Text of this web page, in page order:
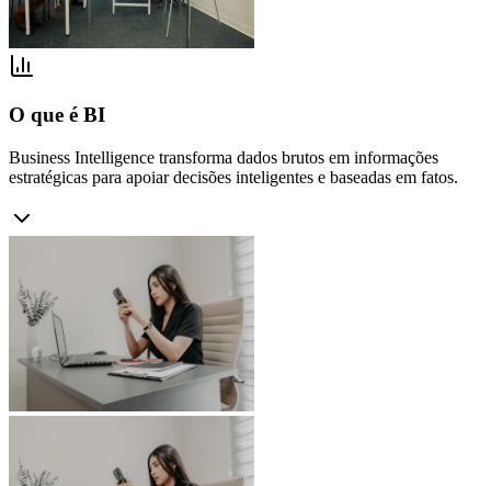
O que é BI
Business Intelligence transforma dados brutos em informações
estratégicas para apoiar decisões inteligentes e baseadas em fatos.